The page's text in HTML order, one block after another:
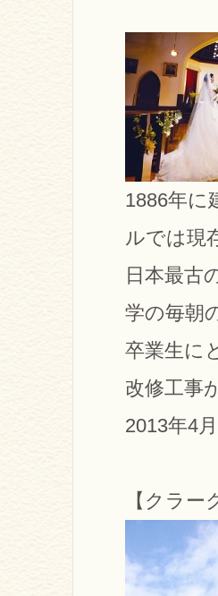
1886年に
ルでは現
日本最古
学の毎朝
卒業生に
改修工事
2013年4
【クラー